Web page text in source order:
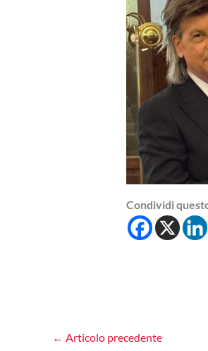
Condividi
← Articolo precedente